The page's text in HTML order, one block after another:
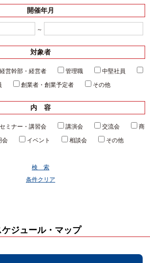
開催年月
～
対象者
経営幹部・経営者 管理職 中堅社員
創業者・創業予定者 その他
内 容
セミナー・講習会 講演会 交流会 商
会 イベント 相談会 その他
検 索
条件クリア
ジュール・マップ